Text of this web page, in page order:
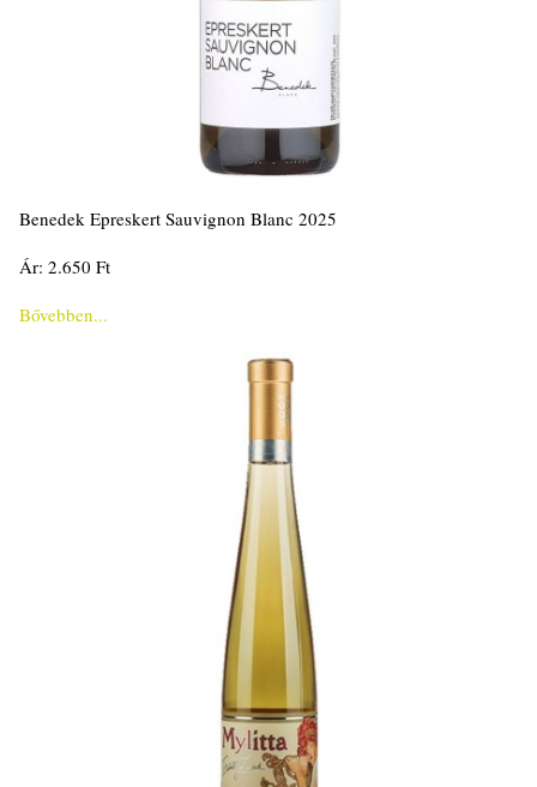
Benedek Epreskert Sauvignon Blanc 2025
Ár: 2.650 Ft
Bővebben...